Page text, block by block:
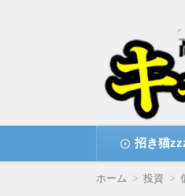
情報
高額な情報
テ
招き猫
ホーム 投資